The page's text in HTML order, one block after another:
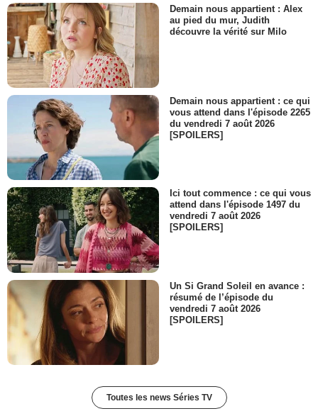
Demain nous appartient : Alex
au pied du mur, Judith
découvre la vérité sur Milo
Demain nous appartient : ce qui
vous attend dans l'épisode 2265
du vendredi 7 août 2026
[SPOILERS]
Ici tout commence : ce qui vous
attend dans l'épisode 1497 du
vendredi 7 août 2026
[SPOILERS]
Un Si Grand Soleil en avance :
résumé de l’épisode du
vendredi 7 août 2026
[SPOILERS]
Toutes les news Séries TV